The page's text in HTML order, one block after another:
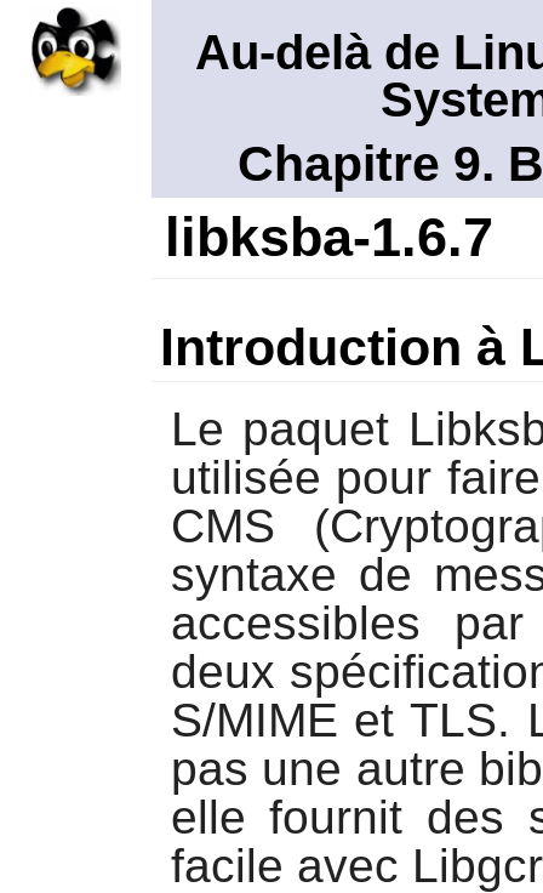
Au-delà de
Chapitre 9.
libksba-1.6.7
Introduction à
Le paquet
utilisée pour
CMS
syntaxe de
accessibles
deux
S/MIME et TLS.
pas une autre
elle fournit des
facile avec